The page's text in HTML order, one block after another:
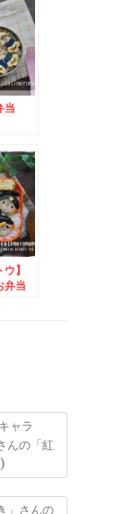
当
ウ】
弁当
ャラ
んの「紅
」さんの